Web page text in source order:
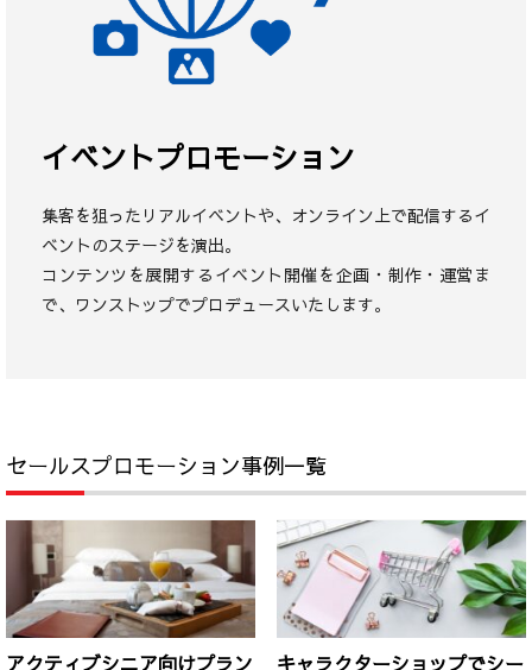
イベントプロモーション
集客を狙ったリアルイベントや、オンライン上で配信するイ
ベントのステージを演出。
コンテンツを展開するイベント開催を企画・制作・運営ま
で、ワンストップでプロデュースいたします。
セールスプロモーション事例一覧
アクティブシニア向けプラン キャラクターショップでシー